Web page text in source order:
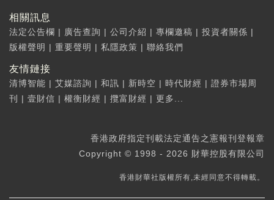
相關訊息
法定公告欄 | 廣告查詢 | 公司介紹 | 專欄邀稿 | 投資者關係 |
版權聲明 | 重要聲明 | 私隱政策 | 聯絡我們
友情鏈接
清博智能 | 艾媒諮詢 | 和訊 | 新時空 | 時代財經 | 證券市場周
刊
| 壹財信 | 權衡財經 | 攬富財經 | 更多...
香港政府指定刊載法定通告之憲報刊登報章
Copyright © 1998 - 2026 財華控股有限公司
香港財華社版權所有,未經同意不得轉載。